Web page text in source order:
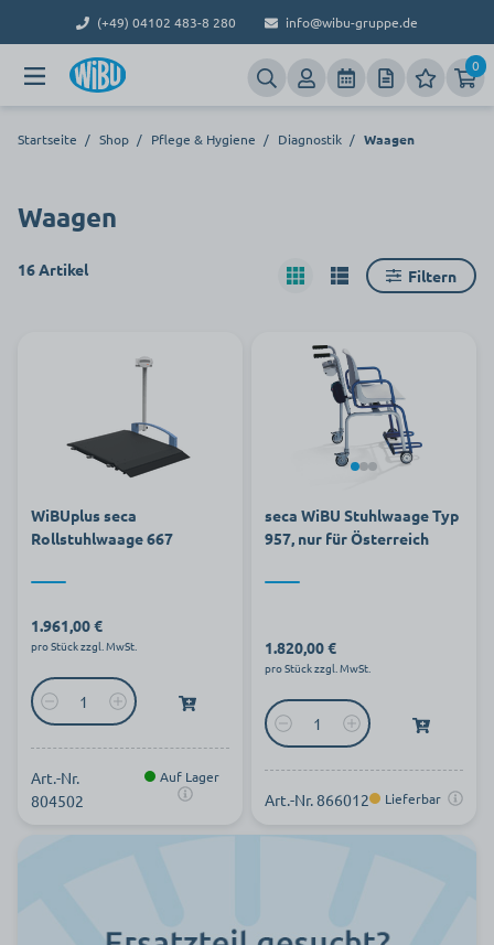
(+49) 04102 483-8 280 info@wibu-gruppe.de
0
Startseite / Shop / Pflege & Hygiene / Diagnostik / Waagen
Waagen
16 Artikel Filtern
WiBUplus seca
Rollstuhlwaage 667
1.961,00 €
pro Stück zzgl. MwSt.
Art.-Nr.
804502
Auf Lager
seca WiBU Stuhlwaage Typ
957, nur für Österreich
1.820,00 €
pro Stück zzgl. MwSt.
Art.-Nr. 866012 Lieferbar